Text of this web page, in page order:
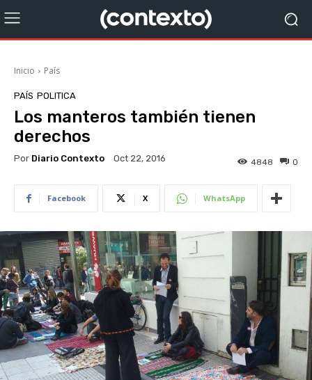
Inicio País
PAÍS POLITICA
Los manteros también tienen
derechos
Por Diario Contexto Oct 22, 2016 0
4848
Facebook X WhatsApp